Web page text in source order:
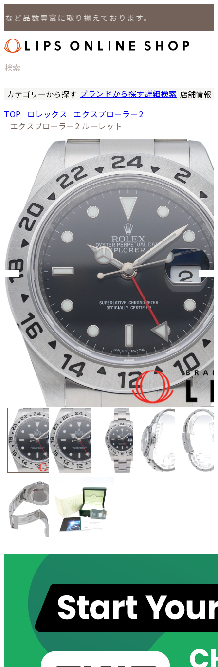
数豊富に取り揃えております。
カテゴリーから探す
バッグ
小物
ブランドから探す詳細検索 店舗情報
LIPS 札
LIPS 通信
TOP ロレックス
エクスプローラー2
エクスプローラー2 ルーレット